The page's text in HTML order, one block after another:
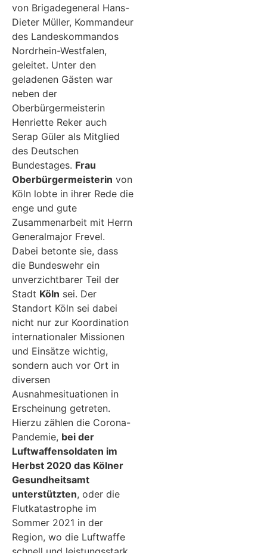
von Brigadegeneral Hans-
Dieter Müller, Kommandeur
des Landeskommandos
Nordrhein-Westfalen,
geleitet. Unter den
geladenen Gästen war
neben der
Oberbürgermeisterin
Henriette Reker auch
Serap Güler als Mitglied
des Deutschen
Bundestages. Frau
Oberbürgermeisterin von
Köln lobte in ihrer Rede die
enge und gute
Zusammenarbeit mit Herrn
Generalmajor Frevel.
Dabei betonte sie, dass
die Bundeswehr ein
unverzichtbarer Teil der
Stadt Köln sei. Der
Standort Köln sei dabei
nicht nur zur Koordination
internationaler Missionen
und Einsätze wichtig,
sondern auch vor Ort in
diversen
Ausnahmesituationen in
Erscheinung getreten.
Hierzu zählen die Corona-
Pandemie, bei der
Luftwaffensoldaten im
Herbst 2020 das Kölner
Gesundheitsamt
unterstützten, oder die
Flutkatastrophe im
Sommer 2021 in der
Region, wo die Luftwaffe